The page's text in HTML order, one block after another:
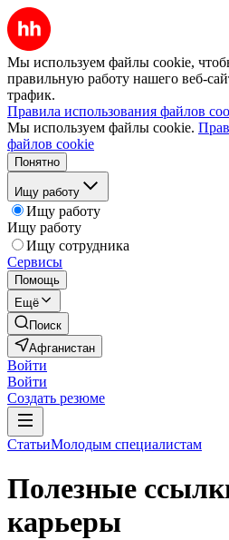
Мы используем файлы cookie,
правильную работу нашего веб-
трафик.
Правила использования файлов
Мы используем файлы cookie.
файлов cookie
Понятно
Ищу работу
Ищу работу
Ищу работу
Ищу сотрудника
Сервисы
Помощь
Ещё
Поиск
Афганистан
Войти
Войти
Создать резюме
СтатьиМолодым специалистам
Полезные
карьеры